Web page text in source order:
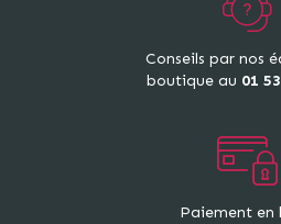
Conseils par nos
boutique au 01
Paiement en